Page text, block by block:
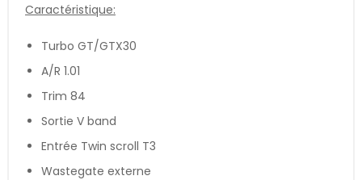
Caractéristique:
Turbo GT/GTX30
A/R 1.01
Trim 84
Sortie V band
Entrée Twin scroll T3
Wastegate externe